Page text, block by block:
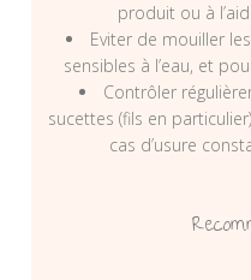
produit ou à
Eviter de mouiller
sensibles à l’eau, et
Contrôler
sucettes (fils en
cas d’usure